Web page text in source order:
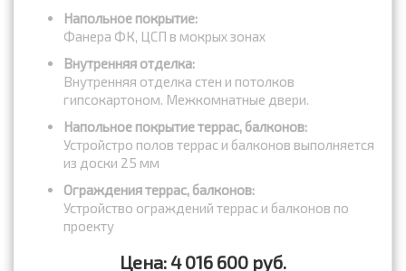
Напольное покрытие:
Фанера ФК, ЦСП в мокрых зонах
Внутренняя отделка:
Внутренняя отделка стен и потолков
гипсокартоном. Межкомнатные двери.
Напольное покрытие террас, балконов:
Устройстро полов террас и балконов выполняется
из доски 25 мм
Ограждения террас, балконов:
Устройство ограждений террас и балконов по
проекту
Цена: 4 016 600 руб.